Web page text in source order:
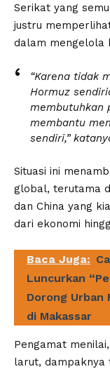
Serikat yang
justru
dalam mengelola
“Karena tidak
Hormuz
membutuhkan
membantu
sendiri,”
Situasi ini
global, terutama
dan China yang
dari ekonomi
Baca Juga:
Luncurkan
Dorong Urban
di Makassar
Pengamat
larut, dampaknya